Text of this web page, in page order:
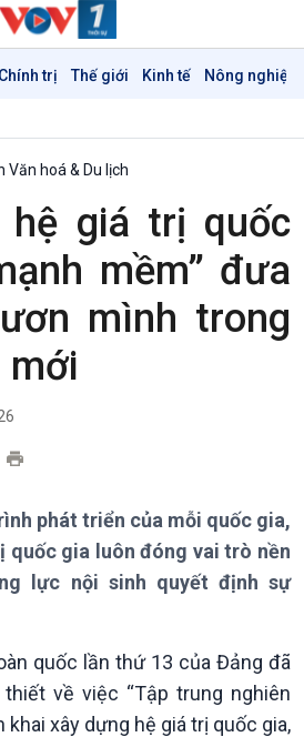
Chính trị Thế giới Kinh tế Nông nghiệp
Văn hoá & Du lịch
hệ giá trị quốc
mềm” đưa
mình trong
mới
phát triển của mỗi quốc gia,
quốc gia luôn đóng vai trò nền
lực nội sinh quyết định sự
quốc lần thứ 13 của Đảng đã
về việc “Tập trung nghiên
khai xây dựng hệ giá trị quốc gia,